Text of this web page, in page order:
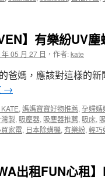
馬
斯
垂
Dominicanen
書
店〉
中
】有樂紛UV
05 月 27 日 ， 作者:kate
爸媽，應該對這樣的
→
, 媽媽寶寶好物推薦, 孕婦媽
製, 吸塵器, 吸塵器推薦, 吸床,
家電, 日本除螨機, 有樂紛, 輕巧
出租FUN心租